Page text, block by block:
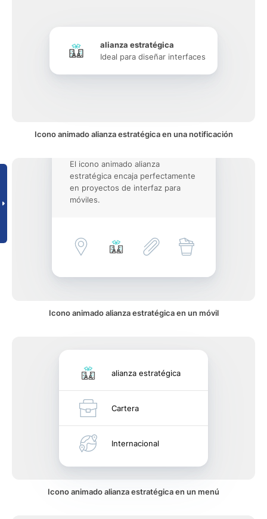
alianza estratégica
Ideal para diseñar interfaces
Icono animado alianza estratégica en una notificación
El icono animado alianza
estratégica encaja perfectamente
en proyectos de interfaz para
móviles.
Icono animado alianza estratégica en un móvil
alianza estratégica
Cartera
Internacional
Icono animado alianza estratégica en un menú